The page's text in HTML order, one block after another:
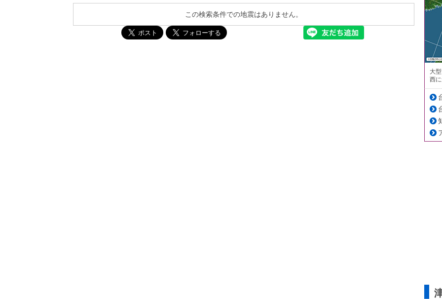
この検索条件での地震はありません。
大
西